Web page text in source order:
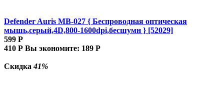
Defender Auris MB-027 { Беспроводная оптическая
мышь,серый,4D,800-1600dpi,бесшумн } [52029]
599 Р
410 Р Вы экономите: 189 Р
Скидка41%